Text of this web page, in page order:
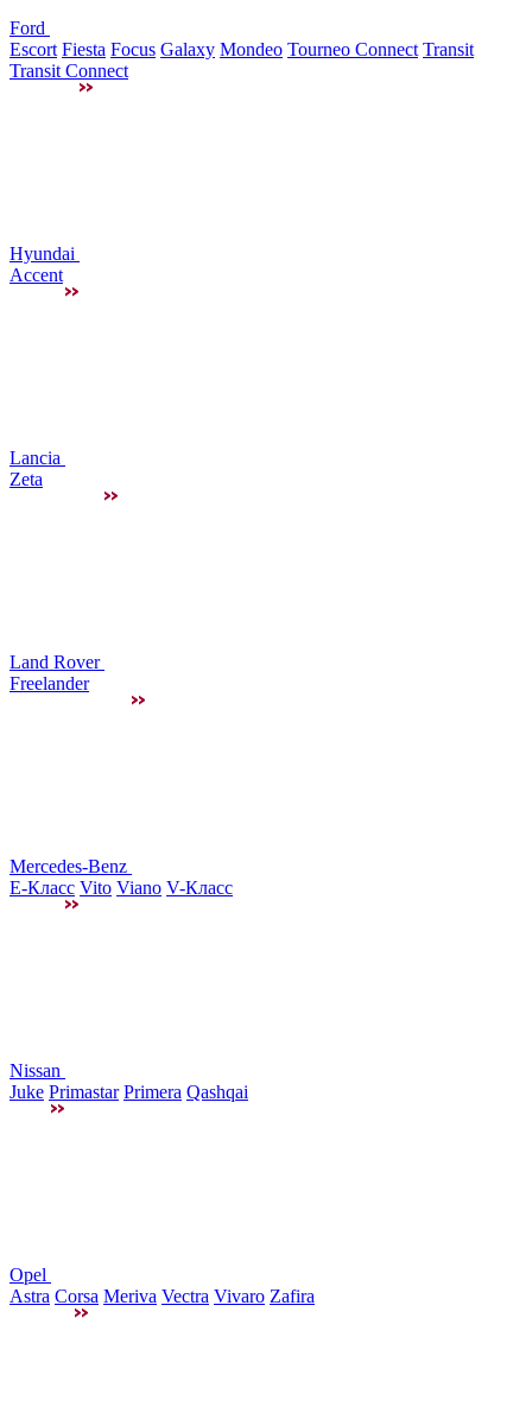
Ford
Escort Fiesta Focus Galaxy Mondeo Tourneo Connect Transit
Transit Connect
Hyundai
Accent
Lancia
Zeta
Land Rover
Freelander
Mercedes-Benz
E-Класс Vito Viano V-Класс
Nissan
Juke Primastar Primera Qashqai
Opel
Astra Corsa Meriva Vectra Vivaro Zafira